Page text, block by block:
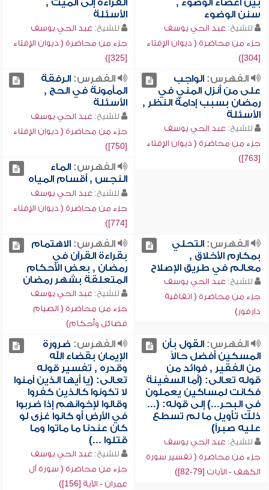
بين أعضاء الوضوء ,
سنن الوضوء
للشيخ: عبد الحي يوسف
جزء من محاضرة ( ديوان الإفتاء
[304])
القراءة إلى الميت ,
الأسئلة
للشيخ: عبد الحي يوسف
جزء من محاضرة ( ديوان الإفتاء
[325])
الفهرس:الواجب
على من أنزل المني في
رمضان بسبب إدامة النظر ,
الأسئلة
للشيخ: عبد الحي يوسف
جزء من محاضرة ( ديوان الإفتاء
[763])
الفهرس:الرفقة
المأمونة في الحج ,
الأسئلة
للشيخ: عبد الحي يوسف
جزء من محاضرة ( ديوان الإفتاء
[750])
الفهرس:الماء
النجس , أقسام المياه
للشيخ: عبد الحي يوسف
جزء من محاضرة ( ديوان الإفتاء
[774])
الفهرس:التحلي
بمكارم الأخلاق ,
معالم في طريق الإصلاح
للشيخ: عبد الحي يوسف
جزء من محاضرة ( اتفاقية
دارفور)
الفهرس:الاهتمام
بقراءة القرآن في
رمضان , بعض الأحكام
المتعلقة بشهر رمضان
للشيخ: عبد الحي يوسف
جزء من محاضرة ( الصيام
فضائل وأحكام)
الفهرس:القول بأن
المسكين أفضل حالاً
من الفقير , فوائد من
قوله تعالى: (أما السفينة
فكانت لمساكين يعملون
في البحر...) إلى قوله: (...
ذلك تأويل ما لم تسطع
عليه صبراً)
للشيخ: عبد الحي يوسف
جزء من محاضرة ( تفسير سورة
الكهف - الآيات [79-82])
الفهرس: ضرورة
الإيمان بقضاء الله
وقدره , تفسير قوله
تعالى: (يا أيها الذين آمنوا
لا تكونوا كالذين كفروا
وقالوا لإخوانهم إذا ضربوا
في الأرض أو كانوا غزى لو
كان عندنا ما ماتوا وما
قتلوا ...)
للشيخ: عبد الحي يوسف
جزء من محاضرة ( سورة آل
عمران - الآية [156])